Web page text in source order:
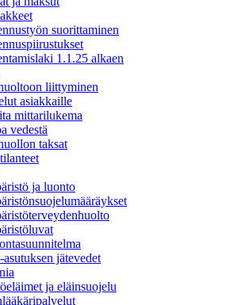
suorittaminen
1.1.25 alkaen
liittyminen
asiakkaille
mittarilukema
vedestä
taksat
ja luonto
asutuksen jätevedet
ja eläinsuojelu